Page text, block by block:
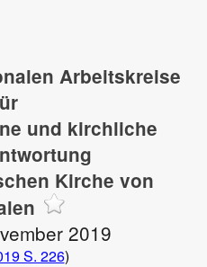
Arbeitskreise
und kirchliche
Kirche von
2019
S. 226)